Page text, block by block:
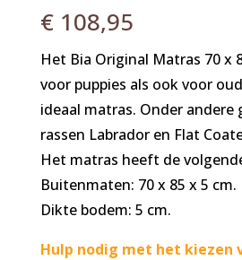
€108,95
Het Bia Original Matras 70 x
voor puppies als ook voor
ideaal matras. Onder andere
rassen Labrador en Flat
Het matras heeft de
Buitenmaten: 70 x 85 x 5 cm.
Dikte bodem: 5 cm.
Hulp nodig met het kiezen